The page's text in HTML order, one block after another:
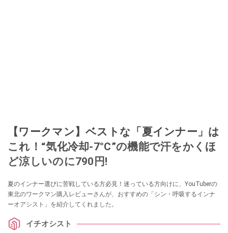
【ワークマン】ベストな「夏インナー」は
これ！“気化冷却-7°C”の機能で汗をかくほ
ど涼しいのに790円!
夏のインナー選びに苦戦している方必見！迷っている方向けに、YouTuberの
東北のワークマン購入レビューさんが、おすすめの「シン・呼吸するインナ
ーオアシスト」を紹介してくれました。
イチオシスト